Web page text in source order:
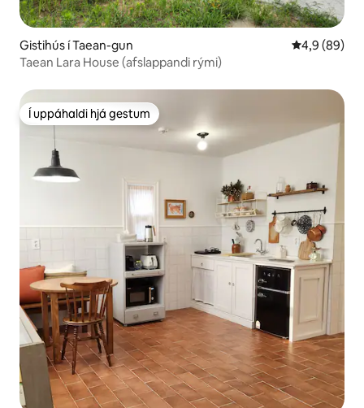
Gistihús í Taean-gun 4,9 af 5 í
4,9 (89)
Taean Lara House (afslappandi rými)
Í uppáhaldi hjá gestum
Í uppáhaldi hjá gestum